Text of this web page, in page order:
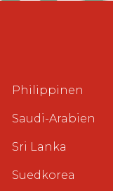
Philippinen
Saudi-Arabien
Sri Lanka
Suedkorea